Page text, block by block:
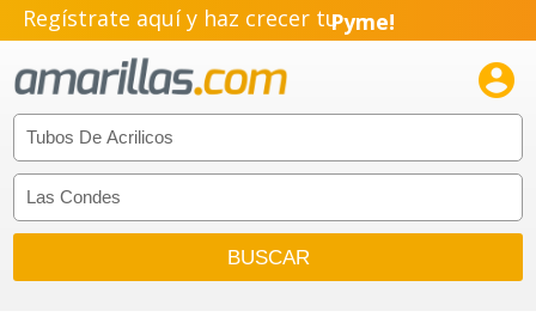
Regístrate aquí y haz crecer tuPyme!
Emprendimiento!
